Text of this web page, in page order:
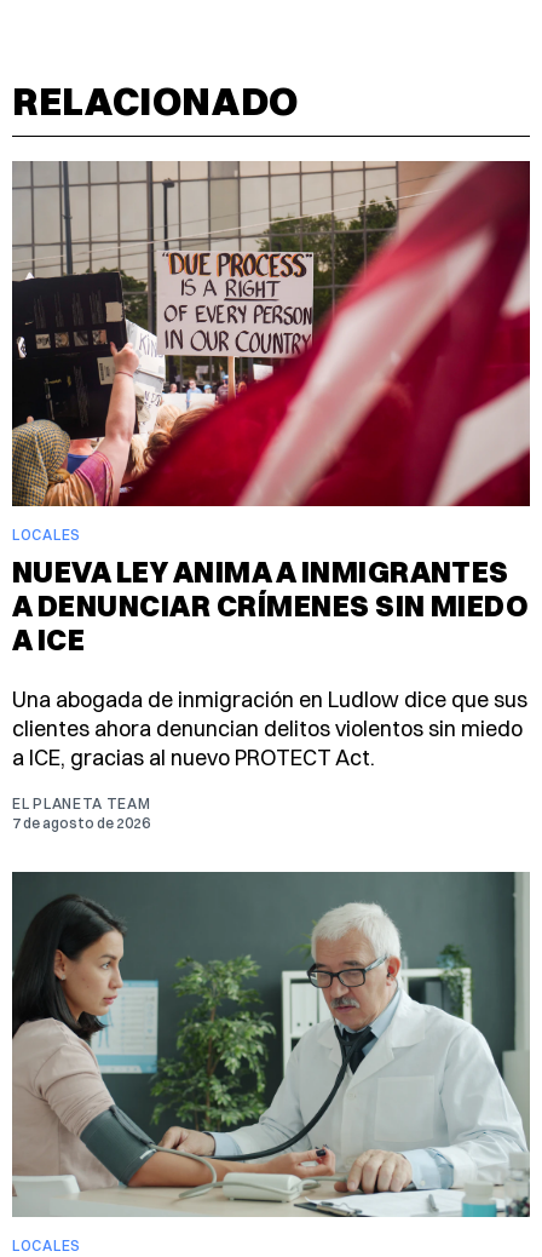
RELACIONADO
LOCALES
NUEVA LEY ANIMA A INMIGRANTES
A DENUNCIAR CRÍMENES SIN MIEDO
A ICE
Una abogada de inmigración en Ludlow dice que sus
clientes ahora denuncian delitos violentos sin miedo
a ICE, gracias al nuevo PROTECT Act.
EL PLANETA TEAM
7 de agosto de 2026
LOCALES